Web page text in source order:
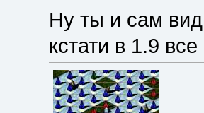
Ну ты и сам
кстати в 1.9 все